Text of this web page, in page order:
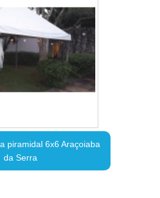
piramidal 6x6 Araçoiaba
da Serra